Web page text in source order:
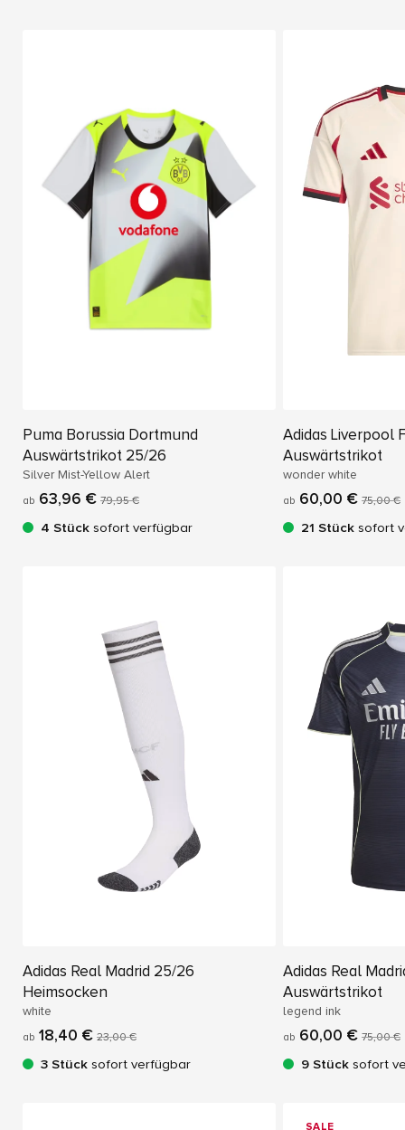
Puma Borussia Dortmund
Auswärtstrikot 25/26
Silver Mist-Yellow Alert
ab 63,96 € 79,95 €
4 Stück sofort verfügbar
Adidas Liverpool
Auswärtstrikot
wonder white
ab 60,00 € 75,00 €
21 Stück sofort
Adidas Real Madrid 25/26
Heimsocken
white
ab 18,40 € 23,00 €
3 Stück sofort verfügbar
Adidas Real
Auswärtstrikot
legend ink
ab 60,00 € 75,00 €
9 Stück sofort
SALE